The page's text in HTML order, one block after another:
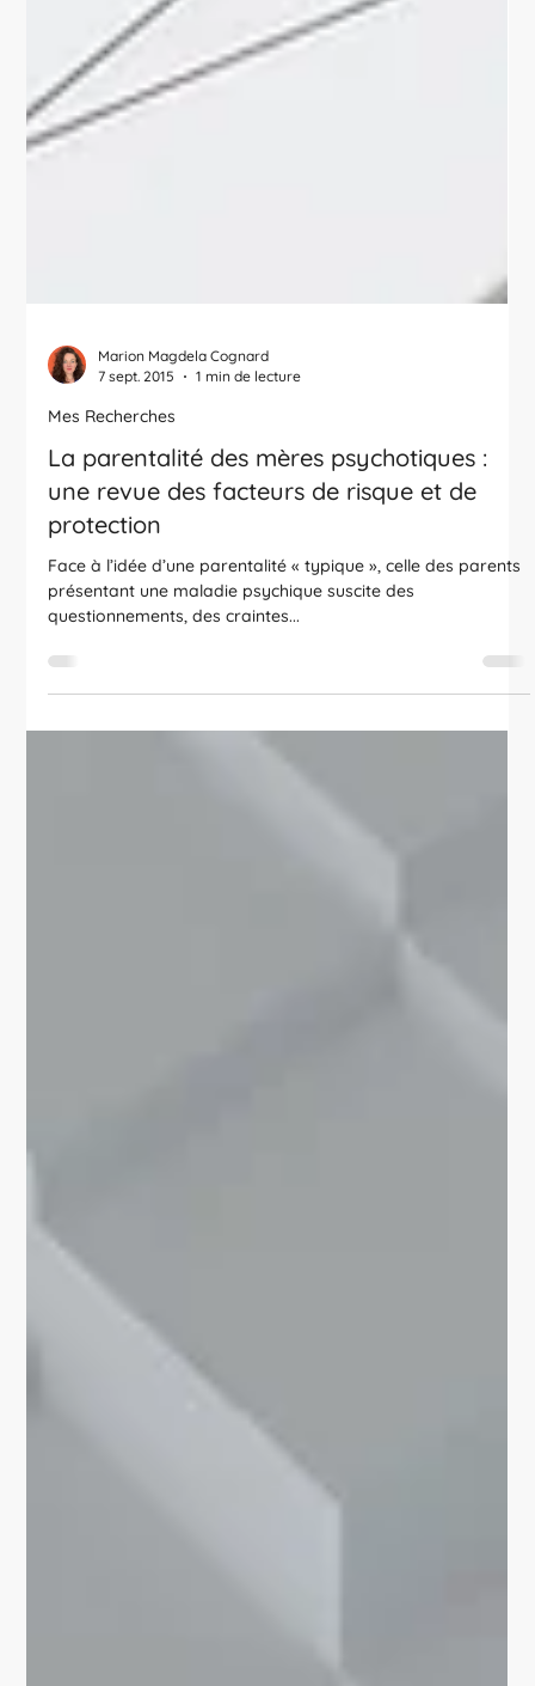
Marion Magdela Cognard
Mes Recherches
La parentalité des mères psychotiques :
une revue des facteurs de risque et de
protection
Face à l’idée d’une parentalité « typique », celle des parents
présentant une maladie psychique suscite des